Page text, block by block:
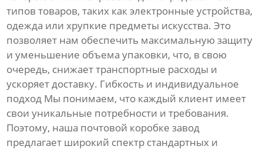
типов товаров, таких как электронные устройства,
одежда или хрупкие предметы искусства. Это
позволяет нам обеспечить максимальную защиту
и уменьшение объема упаковки, что, в свою
очередь, снижает транспортные расходы и
ускоряет доставку. Гибкость и индивидуальное
подход Мы понимаем, что каждый клиент имеет
свои уникальные потребности и требования.
Поэтому, наша почтовой коробке завод
предлагает широкий спектр стандартных и